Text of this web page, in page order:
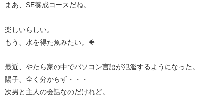
まあ、SE養成コースだね。
楽しいらしい。
もう、水を得た魚みたい。🐠
最近、やたら家の中でパソコン言語が氾濫するようになった。
陽子、全く分からず・・・
次男と主人の会話なのだけれど。